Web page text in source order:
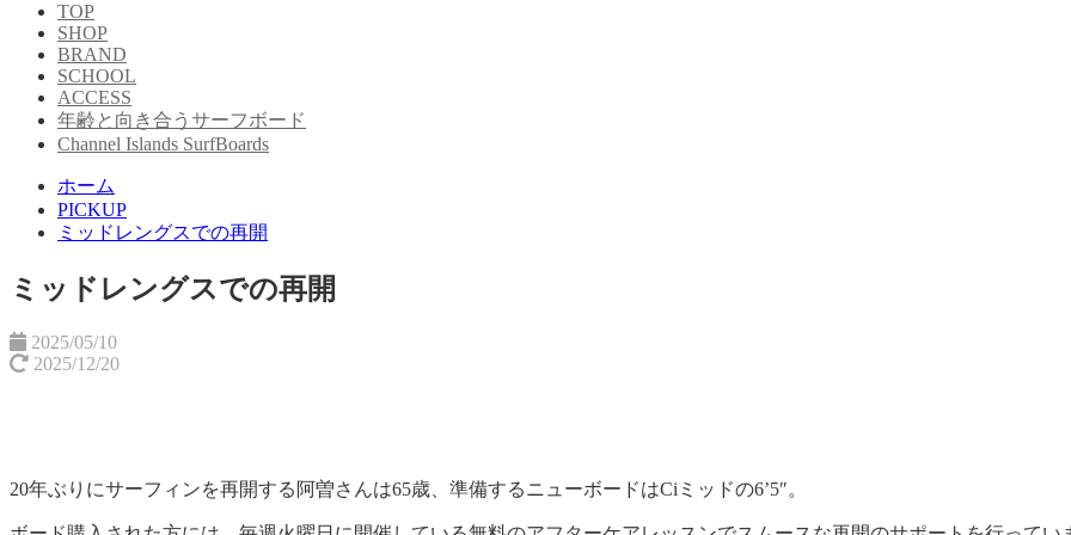
TOP
SHOP
BRAND
SCHOOL
ACCESS
年齢と向き合うサーフボード
Channel Islands SurfBoards
ホーム
PICKUP
ミッドレングスでの再開
ミッドレングスでの再開
2025/05/10
2025/12/20
20年ぶりにサーフィンを再開する阿曽さんは65歳、準備するニューボードはCiミッドの6’5″。